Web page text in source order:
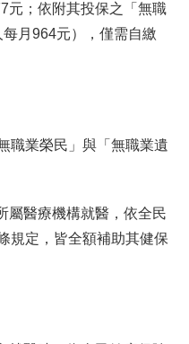
元；依附其投保之「無職
月964元），僅需自繳
職業榮民」與「無職業遺
屬醫療機構就醫，依全民
規定，皆全額補助其健保